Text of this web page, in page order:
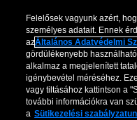
Felelősek vagyunk azért,
személyes adatait. Ennek
azÁltalános Adatvédelmi
gördülékenyebb
alkalmaz a megjelenített
igénybevétel méréséhez.
vagy tiltásához kattintson a
további információkra van
a Sütikezelési